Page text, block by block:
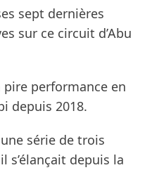
sept dernières
sur ce circuit d’Abu
pire performance en
depuis 2018.
série de trois
s’élançait depuis la